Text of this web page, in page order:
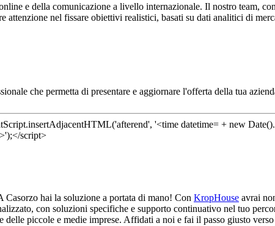
e della comunicazione a livello internazionale. Il nostro team,
nel fissare obiettivi realistici, basati su dati analitici di
che permetta di presentare e aggiornare l'offerta della tua
hai la soluzione a portata di mano! Con KropHouse avrai
con soluzioni specifiche e supporto continuativo nel tuo
piccole e medie imprese. Affidati a noi e fai il passo giusto